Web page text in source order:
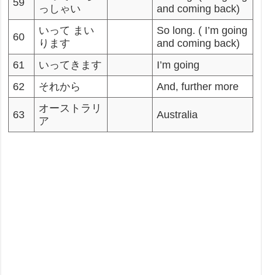
59
っしゃい
and coming back)
60
いって まい
ります
So long. ( I’m going
and coming back)
61
いってきます
I’m going
62
それから And, further more
63
オーストラリ
ア
Australia